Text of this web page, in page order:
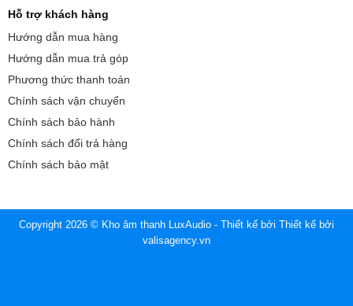
Hỗ trợ khách hàng
Hướng dẫn mua hàng
Hướng dẫn mua trả góp
Phương thức thanh toán
Chính sách vận chuyển
Chính sách bảo hành
Chính sách đổi trả hàng
Chính sách bảo mật
Copyright 2026 © Kho âm thanh LuxAudio - Thiết kế bởi Thiết kế bởi
valisagency.vn